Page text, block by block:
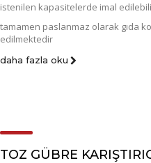
istenilen kapasitelerde imal
tamamen paslanmaz olarak gıda
edilmektedir
daha fazla oku
TOZ GÜBRE